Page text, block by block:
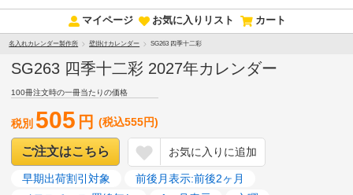
マイページ お気に入りリスト カート
名入れカレンダー製作所 壁掛けカレンダー SG263 四季十二彩
SG263 四季十二彩 2027年カレンダー
100冊注文時の一冊当たりの価格
税別 505 円 (税込555円)
ご注文はこちら お気に入りに追加
早期出荷割引対象
前後月表示:前後2ヶ月